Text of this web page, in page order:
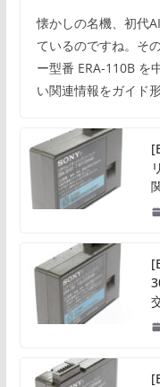
懐かしの名機、初代
ているのですね。そ
ー型番 ERA-110B を
い関連情報をガイド